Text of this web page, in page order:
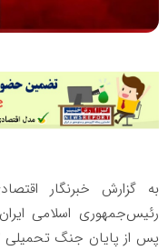
به گزارش خبرنگار
رئیس‌جمهوری اسلامی